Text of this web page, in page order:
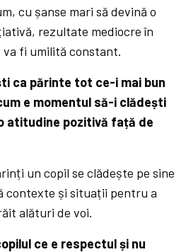
cu șanse mari să devină o
rezultate mediocre în
fi umilită constant.
ca părinte tot ce-i mai bun
e momentul să-i clădești
atitudine pozitivă față de
un copil se clădește pe sine
contexte și situații pentru a
alături de voi.
ce e respectul și nu